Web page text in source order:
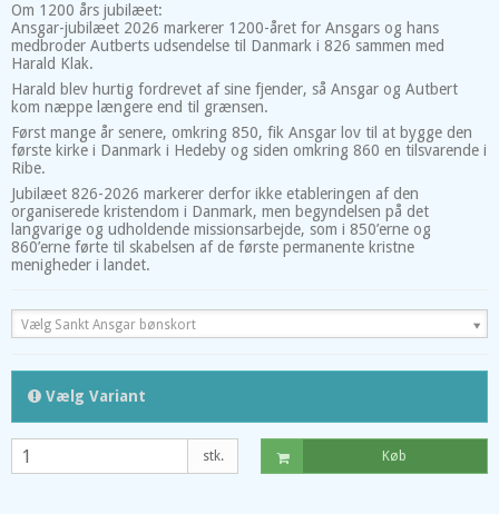
Om 1200 års jubilæet:
Ansgar-jubilæet 2026 markerer 1200-året for Ansgars og hans
medbroder Autberts udsendelse til Danmark i 826 sammen med
Harald Klak.
Harald blev hurtig fordrevet af sine fjender, så Ansgar og Autbert
kom næppe længere end til grænsen.
Først mange år senere, omkring 850, fik Ansgar lov til at bygge den
første kirke i Danmark i Hedeby og siden omkring 860 en tilsvarende i
Ribe.
Jubilæet 826-2026 markerer derfor ikke etableringen af den
organiserede kristendom i Danmark, men begyndelsen på det
langvarige og udholdende missionsarbejde, som i 850’erne og
860’erne førte til skabelsen af de første permanente kristne
menigheder i landet.
Vælg Sankt Ansgar bønskort
Vælg Variant
stk. Køb